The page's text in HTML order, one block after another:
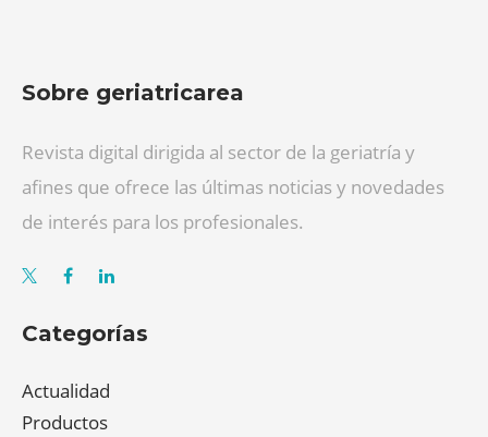
Sobre geriatricarea
Revista digital dirigida al sector de la geriatría y
afines que ofrece las últimas noticias y novedades
de interés para los profesionales.
Categorías
Actualidad
Productos